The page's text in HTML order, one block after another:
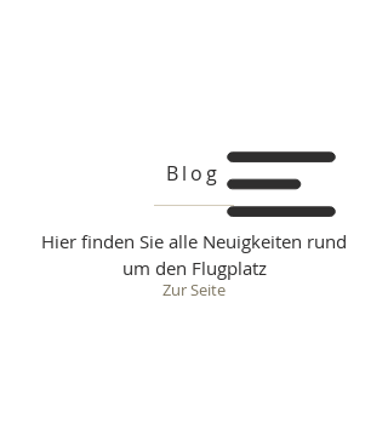
Blog
Hier finden Sie alle Neuigkeiten rund
um den Flugplatz
Zur Seite